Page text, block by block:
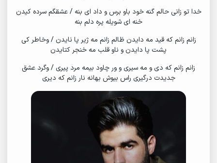
خدا تو زانی حالم گنه خود باو برس و داد ای بنه / عشقگم سرده کیدن
خنه ای شویله پره دلم بنه
زانم زانم که قید مه دایدن ظالم زانم مه ژیر پا نایدن / وخاطر کی
پشت پا دایدن و ناو قلب مه خنجر کتایدن
زانم زانم که دی و مه سیری و ور چاود بیمه مرد پیری / وگرد عشق
جدیدت درگیری راس بیوش بهانه نار زانم که دیری